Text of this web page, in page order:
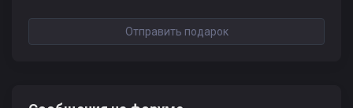
Отправить подарок